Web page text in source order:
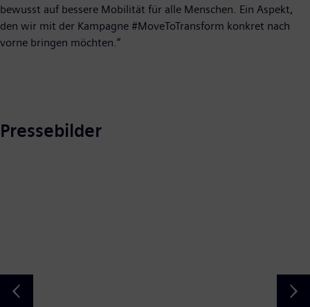
bewusst auf bessere Mobilität für alle Menschen. Ein Aspekt,
den wir mit der Kampagne #MoveToTransform konkret nach
vorne bringen möchten.“
Pressebilder